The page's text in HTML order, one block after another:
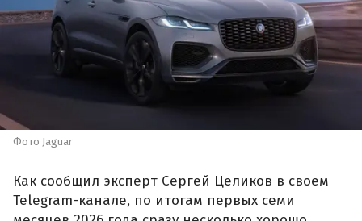
Фото Jaguar
Как сообщил эксперт Сергей Целиков в своем
Telegram-канале, по итогам первых семи